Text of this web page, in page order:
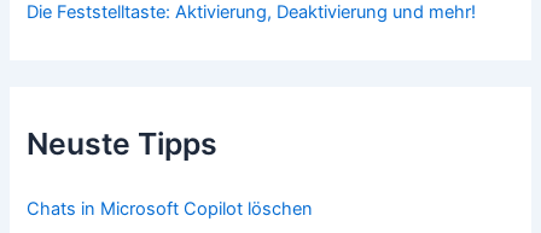
Die Feststelltaste: Aktivierung, Deaktivierung und mehr!
Neuste Tipps
Chats in Microsoft Copilot löschen